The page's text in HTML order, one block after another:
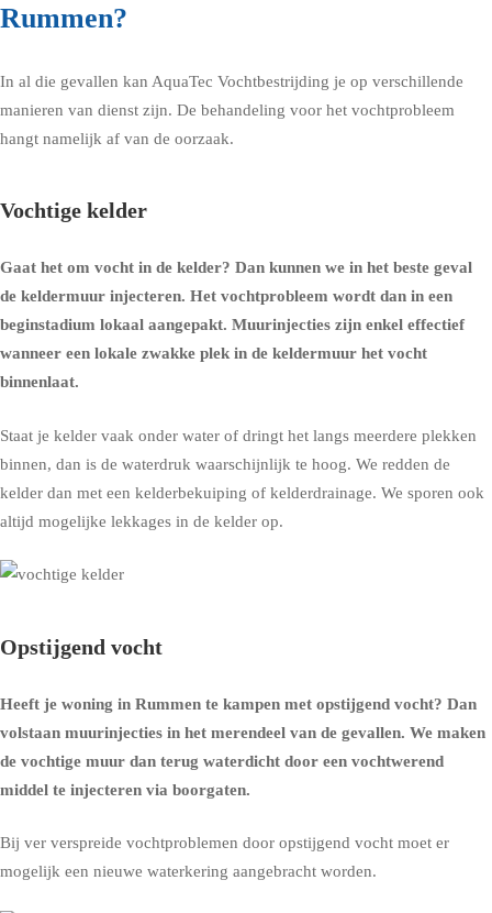
Rummen?
In al die gevallen kan AquaTec Vochtbestrijding je op verschillende
manieren van dienst zijn. De behandeling voor het vochtprobleem
hangt namelijk af van de oorzaak.
Vochtige kelder
Gaat het om vocht in de kelder? Dan kunnen we in het beste geval
de keldermuur injecteren. Het vochtprobleem wordt dan in een
beginstadium lokaal aangepakt. Muurinjecties zijn enkel effectief
wanneer een lokale zwakke plek in de keldermuur het vocht
binnenlaat.
Staat je kelder vaak onder water of dringt het langs meerdere plekken
binnen, dan is de waterdruk waarschijnlijk te hoog. We redden de
kelder dan met een kelderbekuiping of kelderdrainage. We sporen ook
altijd mogelijke lekkages in de kelder op.
Opstijgend vocht
Heeft je woning in Rummen te kampen met opstijgend vocht? Dan
volstaan muurinjecties in het merendeel van de gevallen. We maken
de vochtige muur dan terug waterdicht door een vochtwerend
middel te injecteren via boorgaten.
Bij ver verspreide vochtproblemen door opstijgend vocht moet er
mogelijk een nieuwe waterkering aangebracht worden.